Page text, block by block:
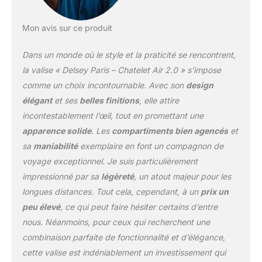
approuvée par la TSA
dispose d'une fermeture
éclair SECURITECH
brevetée, un système de
fermeture qui est 3 fois
plus résistant aux
intrusions qu'une
fermeture éclair
conventionnelle La
doublure est revêtue de
la technologie SILVADUR
pour fournir un contrôle
efficace des odeurs
Poignée ergonomique
pour une maniabilité
facile et poignées de
Mon avis sur ce produit
Dans un monde où le style et la praticité se rencontrent,
la valise « Delsey Paris – Chatelet Air 2.0 » s’impose
comme un choix incontournable. Avec son design
élégantet ses belles finitions, elle attire
incontestablement l’œil, tout en promettant une
apparence solide. Les compartiments bien agencéset
sa maniabilitéexemplaire en font un compagnon de
voyage exceptionnel. Je suis particulièrement
impressionné par sa légèreté, un atout majeur pour les
longues distances. Tout cela, cependant, à un prix un
peu élevé, ce qui peut faire hésiter certains d’entre
nous. Néanmoins, pour ceux qui recherchent une
combinaison parfaite de fonctionnalité et d’élégance,
cette valise est indéniablement un investissement qui